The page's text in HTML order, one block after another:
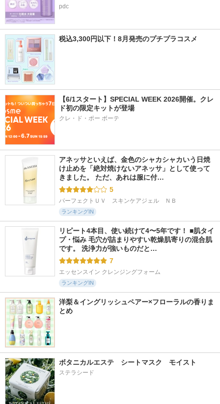
pdc
税込3,300円以下！8月発売のプチプラコスメ
【6/1スタート】SPECIAL WEEK 2026開催。クレ
ド初の限定キットが登場
クレ・ド・ポー ボーテ
アネッサといえば、金色のシャカシャカいう日焼
け止めを「絶対焼けないアネッサ」として使って
きました。 ただ、あれは服に付…
5
パーフェクトＵＶ　スキンケアジェル　ＮＢ
ランキングIN
リピート4本目、使い続けて4〜5年です！ ■肌タイ
プ・悩み 毛穴が詰まりやすい乾燥肌寄りの混合肌
です。 洗浄力が強いものだと…
7
エッセンスイン クレンジングフォーム
ランキングIN
洋梨＆イングリッシュペアー×フローラルの香りま
とめ
ボタニカルエステ　シートマスク　モイスト
ステラシード